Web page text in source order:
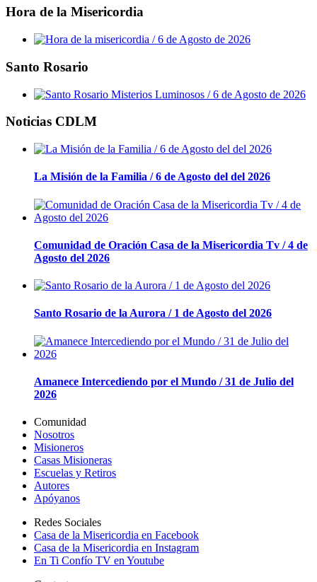
Hora de la Misericordia
Santo Rosario
Noticias CDLM
La Misión de la Familia / 6 de Agosto del del 2026
Comunidad de Oración Casa de la Misericordia Tv / 4 de
Agosto del 2026
Santo Rosario de la Aurora / 1 de Agosto del 2026
Amanece Intercediendo por el Mundo / 31 de Julio del
2026
Comunidad
Nosotros
Misioneros
Casas Misioneras
Escuelas y Retiros
Autores
Apóyanos
Redes Sociales
Casa de la Misericordia en Facebook
Casa de la Misericordia en Instagram
En Ti Confío TV en Youtube